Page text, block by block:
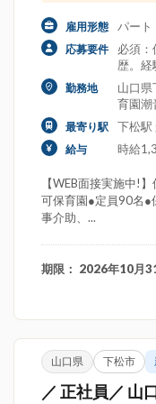
雇用形態 パート
応募要件
必須
歴。経
勤務地
山口
育園潮
最寄り駅 下松駅
給与 時給
【WEB面接実施中!
可保育園●定員90名●
事介助、...
期限： 2026年10月
山口県 下松市
／ 正社員／ 山